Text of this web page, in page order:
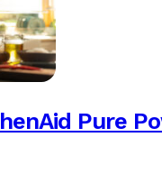
Pure